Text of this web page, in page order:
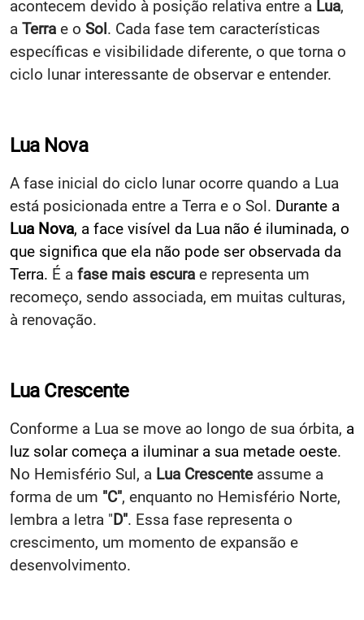
acontecem devido à posição relativa entre a Lua,
a Terra e o Sol. Cada fase tem características
específicas e visibilidade diferente, o que torna o
ciclo lunar interessante de observar e entender.
Lua Nova
A fase inicial do ciclo lunar ocorre quando a Lua
está posicionada entre a Terra e o Sol. Durante a
Lua Nova, a face visível da Lua não é iluminada, o
que significa que ela não pode ser observada da
Terra. É a fase mais escura e representa um
recomeço, sendo associada, em muitas culturas,
à renovação.
Lua Crescente
Conforme a Lua se move ao longo de sua órbita, a
luz solar começa a iluminar a sua metade oeste.
No Hemisfério Sul, a Lua Crescente assume a
forma de um "C", enquanto no Hemisfério Norte,
lembra a letra "D". Essa fase representa o
crescimento, um momento de expansão e
desenvolvimento.